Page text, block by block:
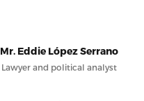
Mr. Eddie López Serrano
Lawyer and political analyst